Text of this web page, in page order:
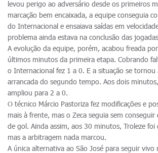
levou perigo ao adversário desde os primeiros
marcação bem encaixada, a equipe conseguia
do Internacional e ensaiava saídas em
problema ainda estava na conclusão das
A evolução da equipe, porém, acabou freada
últimos minutos da primeira etapa. Cobrando
o Internacional fez 1 a 0. E a situação se tornou
arrancada do segundo tempo. Aos dois
ampliou para 2 a 0.
O técnico Márcio Pastoriza fez modificações e
mais à frente, mas o Zeca seguia sem
de gol. Ainda assim, aos 30 minutos, Troleze
mas a arbitragem nada marcou.
A única alternativa ao São José para seguir vivo